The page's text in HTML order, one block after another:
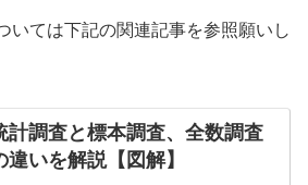
いては下記の関連記事を参照願いし
計調査と標本調査、全数調査
違いを解説【図解】